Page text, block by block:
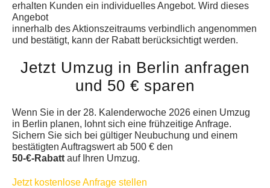
erhalten Kunden ein individuelles Angebot. Wird dieses
Angebot
innerhalb des Aktionszeitraums verbindlich angenommen
und bestätigt, kann der Rabatt berücksichtigt werden.
Jetzt Umzug in Berlin anfragen
und 50 € sparen
Wenn Sie in der 28. Kalenderwoche 2026 einen Umzug
in Berlin planen, lohnt sich eine frühzeitige Anfrage.
Sichern Sie sich bei gültiger Neubuchung und einem
bestätigten Auftragswert ab 500 € den
50-€-Rabatt auf Ihren Umzug.
Jetzt kostenlose Anfrage stellen